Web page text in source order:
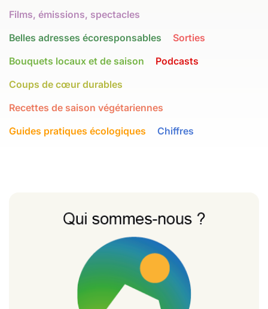
Films, émissions, spectacles
Belles adresses écoresponsables
Sorties
Bouquets locaux et de saison
Podcasts
Coups de cœur durables
Recettes de saison végétariennes
Guides pratiques écologiques
Chiffres